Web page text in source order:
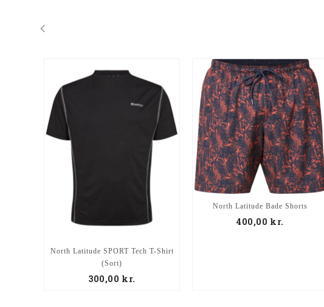
North Latitude SPORT Tech T-Shirt
(Sort)
300,00kr.
North Latitude Bade Shorts
400,00kr.